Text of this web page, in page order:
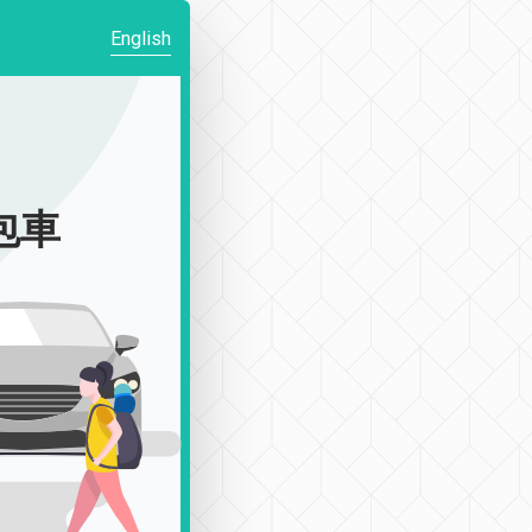
English
車